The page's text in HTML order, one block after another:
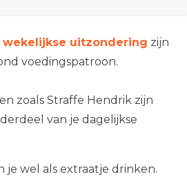
wekelijkse uitzondering zijn
voedingspatroon.
zoals Straffe Hendrik zijn
van je dagelijkse
je wel als extraatje drinken.